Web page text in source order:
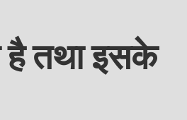
तथा इसके